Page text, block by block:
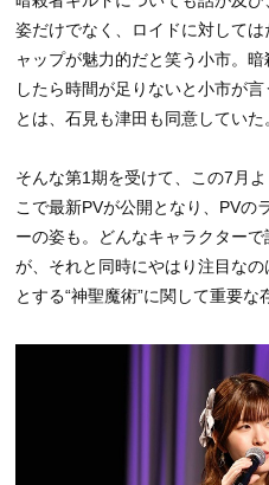
姿だけでなく、ロイドに対して
ャップが魅力的だと笑う小市。
したら時間が足りないと小市が
とは、石見も津田も同意していた
そんな第1期を受けて、この7月
こで最新PVが公開となり、PVの
ーの姿も。どんなキャラクター
が、それと同時にやはり注目な
とする“神聖魔術”に関して重要な